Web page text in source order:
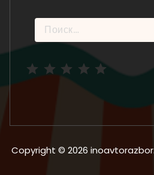
Найти:
Copyright © 2026